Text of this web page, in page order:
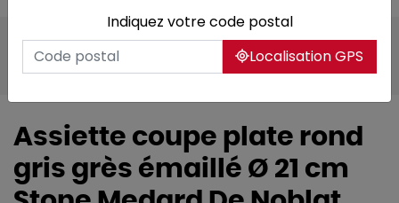
Tous les produits
Arts de la table
Vaisselle
Assiette coupe plate rond
gris grès émaillé Ø 21 cm
Indiquez votre code postal
Localisation GPS